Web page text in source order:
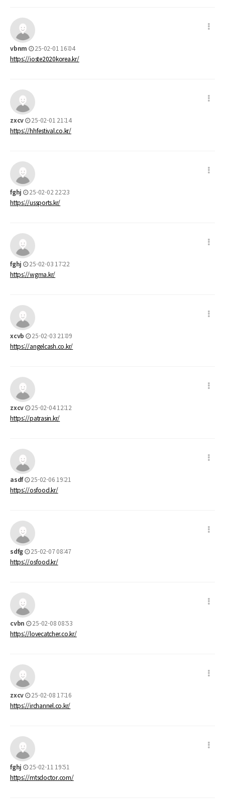
vbnm
25-02-01 16:04
https://ioste2020korea.kr/
zxcv
25-02-01 21:14
https://hhfestival.co.kr/
fghj
25-02-02 22:23
https://ussports.kr/
fghj
25-02-03 17:22
https://wgma.kr/
xcvb
25-02-03 21:09
https://angelcash.co.kr/
zxcv
25-02-04 12:12
https://patrasin.kr/
asdf
25-02-06 19:21
https://osfood.kr/
sdfg
25-02-07 08:47
https://osfood.kr/
cvbn
25-02-08 08:53
https://lovecatcher.co.kr/
zxcv
25-02-08 17:16
https://irchannel.co.kr/
fghj
25-02-11 19:51
https://mtsdoctor.com/